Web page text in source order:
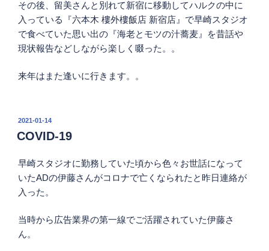
その後、留美さんと別れて新宿に移動してハルクの中に
入っている『六本木 樓外樓飯店 新宿店』で早崎スタジオ
で食べていた思い出の『海老とモツの汁蕎麦』を昔話や
現状報告などしながら楽しく啜った。。
来年はまた逢いに行きます。。
投
稿
日:
2021-01-14
COVID-19
早崎スタジオに勤務していた頃から色々お世話になって
いたADの伊藤さんがコロナで亡くなられたと昨日連絡が
入った。
当時から広告業界の第一線でご活躍されていた伊藤さ
ん。